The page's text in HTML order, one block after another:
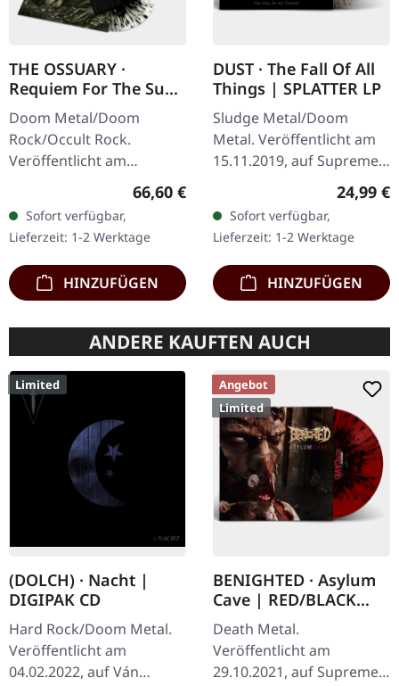
THE OSSUARY ·
Requiem For The Sun
| WOODEN LP+MC+CD
BOX
Doom Metal/Doom
Rock/Occult Rock.
Veröffentlicht am
23.05.2025, auf Supreme
Chaos Records. Ultra
schwere, handgearbeitete
Holzbox mit graviertem
Logo…
Regulärer Preis:
66,60 €
Sofort verfügbar,
Lieferzeit: 1-2 Werktage
HINZUFÜGEN
DUST · The Fall Of All
Things | SPLATTER LP
Sludge Metal/Doom
Metal. Veröffentlicht am
15.11.2019, auf Supreme
Transparentes Vinyl mit
grauen und braunen
Splatters, limitiert auf…
24,99 €
Sofort verfügbar,
Lieferzeit: 1-2 Werktage
HINZUFÜGEN
ANDERE KAUFTEN AUCH
Limited
(DOLCH) · Nacht |
DIGIPAK CD
Hard Rock/Doom Metal.
Veröffentlicht am
04.02.2022, auf Ván
Angebot
Limited
BENIGHTED · Asylum
Cave | RED/BLACK
SPLATTER LP
Death Metal.
Veröffentlicht am
29.10.2021, auf Supreme